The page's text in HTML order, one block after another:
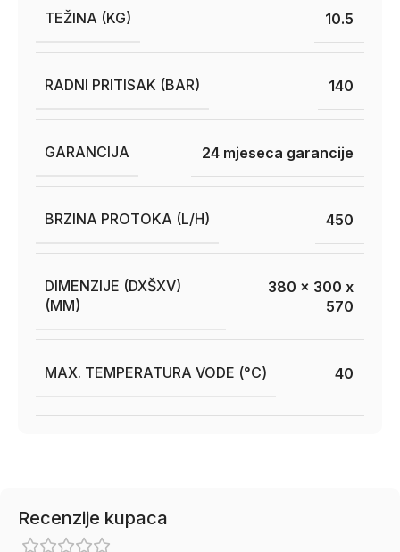
TEŽINA (KG) 10.5
RADNI PRITISAK (BAR) 140
GARANCIJA 24 mjeseca garancije
BRZINA PROTOKA (L/H) 450
DIMENZIJE (DXŠXV)
(MM)
380 x 300 x
570
MAX. TEMPERATURA VODE (°C) 40
Recenzije kupaca